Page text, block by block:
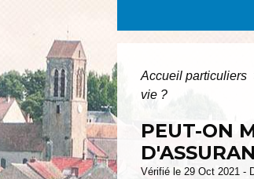
Accueil particuliers
vie ?
PEUT-ON
Vérifié le 29 Oct 2021 -